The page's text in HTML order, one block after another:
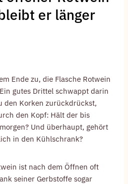
er länger
Ende zu, die Flasche Rotwein
gutes Drittel schwappt darin
den Korken zurückdrückst,
den Kopf: Hält der bis
Und überhaupt, gehört
in den Kühlschrank?
ist nach dem Öffnen oft
seiner Gerbstoffe sogar